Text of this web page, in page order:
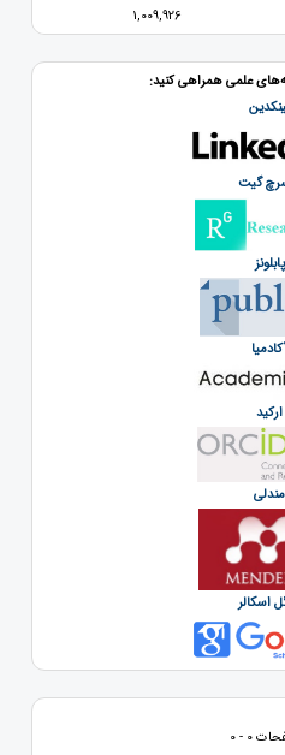
1,009,926
علمی همراهی کنید:
گیت
پابلونز
ارکید
مندلی
اسکالر